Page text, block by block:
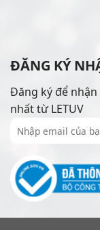
ĐĂNG KÝ
Đăng ký để
nhất từ LETUV